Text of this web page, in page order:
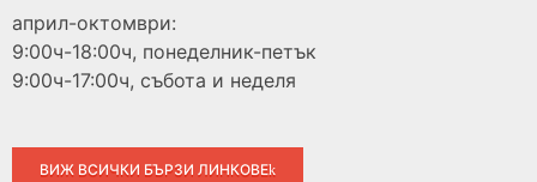
април-октомври:
9:00ч-18:00ч, понеделник-петък
9:00ч-17:00ч, събота и неделя
ВИЖ ВСИЧКИ БЪРЗИ ЛИНКОВЕ